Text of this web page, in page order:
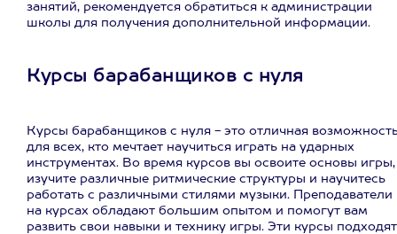
занятий, рекомендуется обратиться к администрации
школы для получения дополнительной информации.
Курсы барабанщиков с нуля
Курсы барабанщиков с нуля - это отличная
для всех, кто мечтает научиться играть на ударных
инструментах. Во время курсов вы освоите основы игры,
изучите различные ритмические структуры и научитесь
работать с различными стилями музыки. Преподаватели
на курсах обладают большим опытом и помогут вам
развить свои навыки и технику игры. Эти курсы подходят